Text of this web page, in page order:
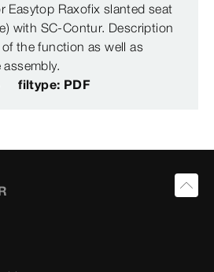
Easytop Raxofix slanted seat
with SC-Contur. Description
the function as well as
filtype: PDF